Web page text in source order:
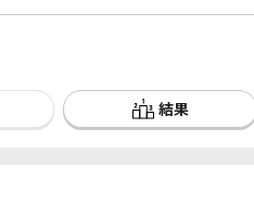
結果